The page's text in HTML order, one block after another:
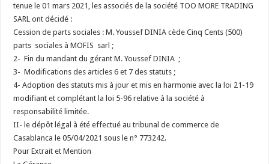
tenue le 01 mars 2021, les associés de la société TOO MORE TRADING
SARL ont décidé :
Cession de parts sociales : M. Youssef DINIA cède Cinq Cents (500)
parts sociales à MOFIS sarl ;
2- Fin du mandant du gérant M. Youssef DINIA ;
3- Modifications des articles 6 et 7 des statuts ;
4- Adoption des statuts mis à jour et mis en harmonie avec la loi 21-19
modifiant et complétant la loi 5-96 relative à la société à
responsabilité limitée.
II- le dépôt légal à été effectué au tribunal de commerce de
Casablanca le 05/04/2021 sous le n° 773242.
Pour Extrait et Mention